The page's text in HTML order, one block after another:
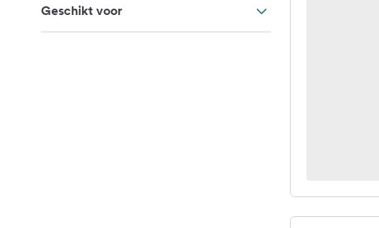
Geschikt voor